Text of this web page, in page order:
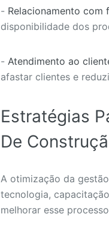
- Relacionamento com
disponibilidade dos
- Atendimento ao
afastar clientes e
Estratégias
De
A otimização da
tecnologia,
melhorar esse